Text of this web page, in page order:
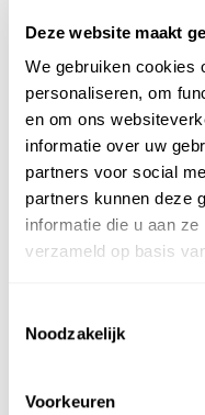
Deze website maakt
We gebruiken cookies
personaliseren, om
en om ons
informatie over uw
partners voor social
partners kunnen deze
informatie die u aan
verzameld op basis
Noodzakelijk
Voorkeuren